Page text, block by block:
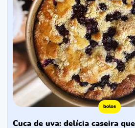
bolos
cuca de uva: delícia caseira que vai derreter seu